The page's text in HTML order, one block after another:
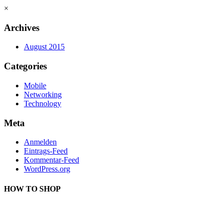
×
Archives
August 2015
Categories
Mobile
Networking
Technology
Meta
Anmelden
Eintrags-Feed
Kommentar-Feed
WordPress.org
HOW TO SHOP